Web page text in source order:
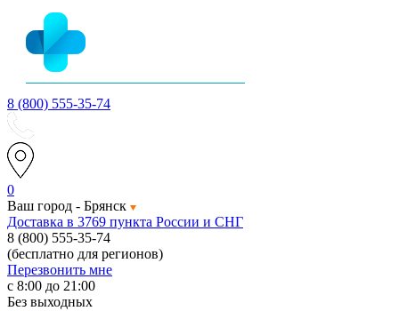
8 (800) 555-35-74
0
Ваш город - Брянск
Доставка в 3769 пункта России и СНГ
8 (800) 555-35-74
(бесплатно для регионов)
Перезвонить мне
с 8:00 до 21:00
Без выходных